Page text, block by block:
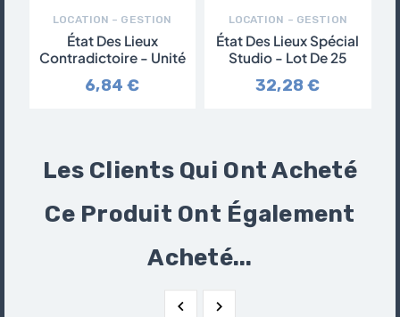
LOCATION – GESTION
État Des Lieux
Contradictoire - Unité
6,84 €
LOCATION – GESTION
État Des Lieux Spécial
Studio - Lot De 25
32,28 €
Les Clients Qui Ont Acheté
Ce Produit Ont Également
Acheté...
 